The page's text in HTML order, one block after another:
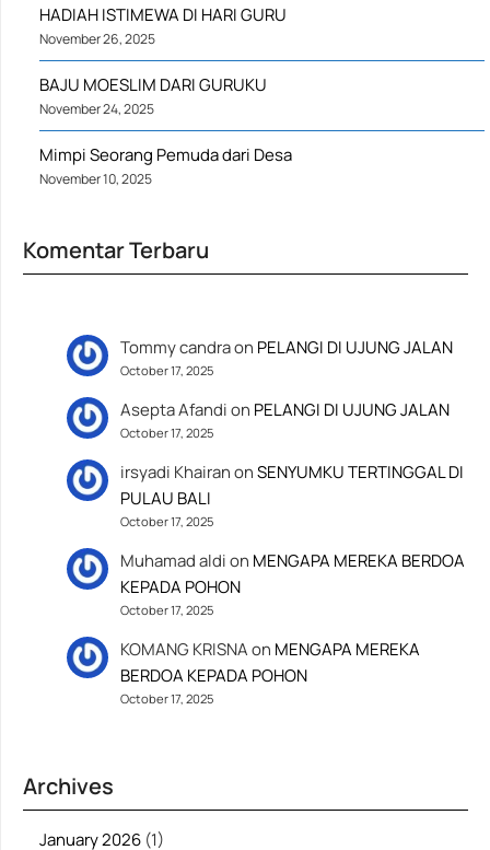
HADIAH ISTIMEWA DI HARI GURU
November 26, 2025
BAJU MOESLIM DARI GURUKU
November 24, 2025
Mimpi Seorang Pemuda dari Desa
November 10, 2025
Komentar Terbaru
Tommy candraon PELANGI DI UJUNG JALAN
October 17, 2025
Asepta Afandion PELANGI DI UJUNG JALAN
October 17, 2025
irsyadi KhairanonSENYUMKU TERTINGGAL DI
PULAU BALI
October 17, 2025
Muhamad aldion MENGAPA MEREKA BERDOA
KEPADA POHON
October 17, 2025
KOMANG KRISNAon MENGAPA MEREKA
BERDOA KEPADA POHON
October 17, 2025
Archives
January 2026 (1)